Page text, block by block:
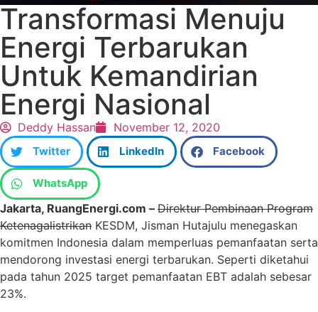
Transformasi Menuju
Energi Terbarukan
Untuk Kemandirian
Energi Nasional
Deddy Hassan November 12, 2020
Twitter LinkedIn Facebook
WhatsApp
Jakarta, RuangEnergi.com – Direktur Pembinaan Program
Ketenagalistrikan KESDM, Jisman Hutajulu menegaskan
komitmen Indonesia dalam memperluas pemanfaatan serta
mendorong investasi energi terbarukan. Seperti diketahui
pada tahun 2025 target pemanfaatan EBT adalah sebesar
23%.